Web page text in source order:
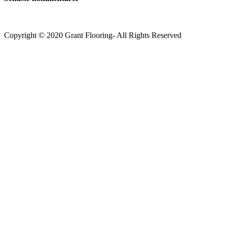
Copyright © 2020 Grant Flooring- All Rights Reserved